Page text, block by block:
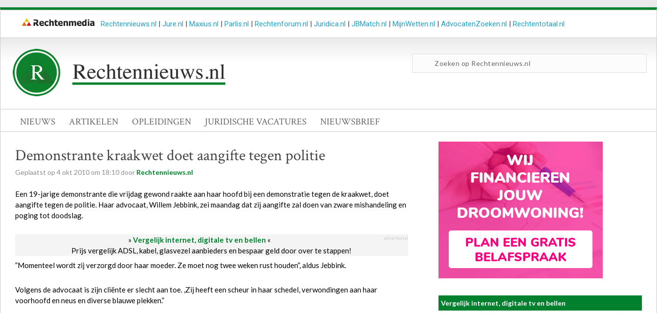
Rechtennieuws.nl | Jure.nl | Maxius.nl | Parlis.nl | Rechtenforum.nl | Juridica.nl | JBMatch.nl | MijnWetten.nl | AdvocatenZoeken.nl | Rechtentotaal.nl
NIEUWS ARTIKELEN OPLEIDINGEN JURIDISCHE VACATURES NIEUWSBRIEF
Demonstrante kraakwet doet aangifte tegen politie
Geplaatst op 4 okt 2010 om 18:10 door Rechtennieuws.nl
Een 19-jarige demonstrante die vrijdag gewond raakte aan haar hoofd bij een demonstratie tegen de kraakwet, doet
aangifte tegen de politie. Haar advocaat, Willem Jebbink, zei maandag dat zij aangifte zal doen van zware mishandeling en
poging tot doodslag.
» Vergelijk internet, digitale tv en bellen « advertorial
Prijs vergelijk ADSL, kabel, glasvezel aanbieders en bespaar geld door over te stappen!
”Momenteel wordt zij verzorgd door haar moeder. Ze moet nog twee weken rust houden”, aldus Jebbink.
Volgens de advocaat is zijn cliënte er slecht aan toe. ,Zij heeft een scheur in haar schedel, verwondingen aan haar
voorhoofd en neus en diverse blauwe plekken.”
Vergelijk internet, digitale tv en bellen